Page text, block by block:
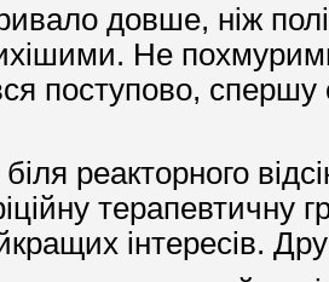
довше, ніж
Не
поступово, спершу
реакторного
інтересів.